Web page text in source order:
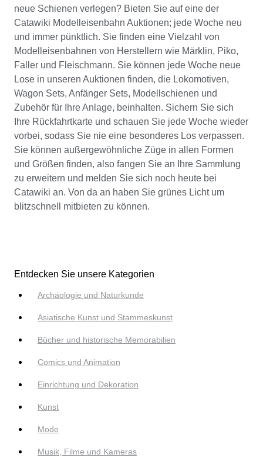
neue Schienen verlegen? Bieten Sie auf eine der
Catawiki Modelleisenbahn Auktionen; jede Woche neu
und immer pünktlich. Sie finden eine Vielzahl von
Modelleisenbahnen von Herstellern wie Märklin, Piko,
Faller und Fleischmann. Sie können jede Woche neue
Lose in unseren Auktionen finden, die Lokomotiven,
Wagon Sets, Anfänger Sets, Modellschienen und
Zubehör für Ihre Anlage, beinhalten. Sichern Sie sich
Ihre Rückfahrtkarte und schauen Sie jede Woche wieder
vorbei, sodass Sie nie eine besonderes Los verpassen.
Sie können außergewöhnliche Züge in allen Formen
und Größen finden, also fangen Sie an Ihre Sammlung
zu erweitern und melden Sie sich noch heute bei
Catawiki an. Von da an haben Sie grünes Licht um
blitzschnell mitbieten zu können.
Entdecken Sie unsere Kategorien
Archäologie und Naturkunde
Asiatische Kunst und Stammeskunst
Bücher und historische Memorabilien
Comics und Animation
Einrichtung und Dekoration
Kunst
Mode
Musik, Filme und Kameras